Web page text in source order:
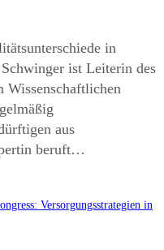
in
ist Leiterin des
Wissenschaftlichen
aus
beruft…